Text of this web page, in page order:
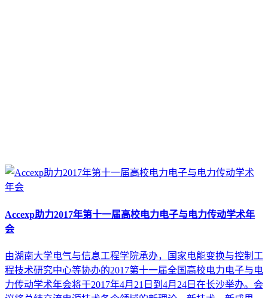
Accexp助力2017年第十一届高校电力电子与电力传动学术年
会
由湖南大学电气与信息工程学院承办，国家电能变换与控制工
程技术研究中心等协办的2017第十一届全国高校电力电子与电
力传动学术年会将于2017年4月21日到4月24日在长沙举办。会